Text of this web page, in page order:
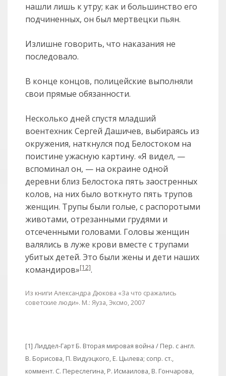
нашли лишь к утру; как и большинство его
подчиненных, он был мертвецки пьян.
Излишне говорить, что наказания не
последовало.
В конце концов, полицейские выполняли
свои прямые обязанности.
Несколько дней спустя младший
воентехник Сергей Дашичев, выбираясь из
окружения, наткнулся под Белостоком на
поистине ужасную картину. «Я видел, —
вспоминал он, — на окраине одной
деревни близ Белостока пять заостренных
колов, на них было воткнуто пять трупов
женщин. Трупы были голые, с распоротыми
животами, отрезанными грудями и
отсеченными головами. Головы женщин
валялись в луже крови вместе с трупами
убитых детей. Это были жены и дети наших
командиров»[12].
Из книги Александра Дюкова «За что сражались
советские люди». М.: Яуза, Эксмо, 2007
[1] Лиддел-Гарт Б. Вторая мировая война / Пер. с англ.
В. Борисова, П. Видуэцкого, Е. Цылева; сопр. ст.,
коммент. С. Переслегина, Р. Исмаилова, В. Гончарова,